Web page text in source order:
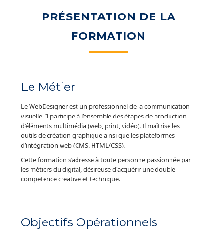
PRÉSENTATION DE LA
FORMATION
Le Métier
Le WebDesigner est un professionnel de la communication
visuelle. Il participe à l’ensemble des étapes de production
d’éléments multimédia (web, print, vidéo). Il maîtrise les
outils de création graphique ainsi que les plateformes
d’intégration web (CMS, HTML/CSS).
Cette formation s’adresse à toute personne passionnée par
les métiers du digital, désireuse d'acquérir une double
compétence créative et technique.
Objectifs Opérationnels